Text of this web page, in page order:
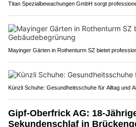
Titan Spezialbewachungen GmbH sorgt
Mayinger Gärten in Rothenturm SZ bietet
Künzli Schuhe: Gesundheitsschuhe für Alltag und
Gipf-Oberfrick AG: 18-
Sekundenschlaf in